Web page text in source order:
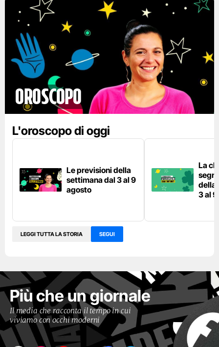
Oroscopo
L'oroscopo di oggi
Le previsioni della
settimana dal 3 al 9
agosto
La
della
3 al
LEGGI TUTTA LA STORIA SEGUI
Più che un giornale
Il media che racconta il tempo in cui
viviamo con occhi moderni